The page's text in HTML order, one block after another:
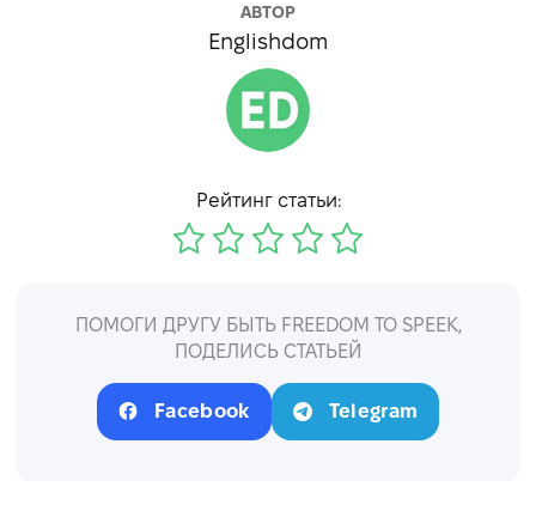
АВТОР
Englishdom
Рейтинг статьи:
ПОМОГИ ДРУГУ БЫТЬ FREEDOM TO SPEEK,
ПОДЕЛИСЬ СТАТЬЕЙ
Facebook Telegram